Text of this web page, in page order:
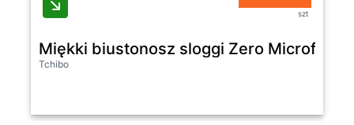
szt
Miękki biustonosz sloggi Zero Microfibre
Tchibo